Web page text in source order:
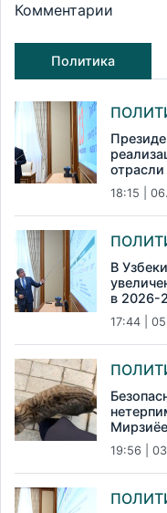
Комментарии
Политика
отрасли
18:15 |
В
в 2026-
17:44 |
19:56 |